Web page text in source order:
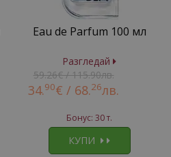
Eau de Parfum 100 мл
Разгледай
59.26€ / 115.90лв.
34.90€ / 68.26лв.
Бонус: 30 т.
КУПИ